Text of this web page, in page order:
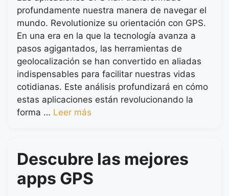
profundamente nuestra manera de navegar el
mundo. Revolutionize su orientación con GPS.
En una era en la que la tecnología avanza a
pasos agigantados, las herramientas de
geolocalización se han convertido en aliadas
indispensables para facilitar nuestras vidas
cotidianas. Este análisis profundizará en cómo
estas aplicaciones están revolucionando la
forma … Leer más
Descubre las mejores
apps GPS